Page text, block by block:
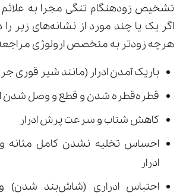
تشخیص زودهنگام تنگی مجرا به علائم
اگر یک یا چند مورد از نشانه‌های زیر را
هرچه زودتر به متخصص ارولوژی
باریک آمدن ادرار (مانند شیر قوری
قطره‌قطره شدن و قطع و وصل شدن
کاهش شتاب و سرعت پرش ادرار
احساس تخلیه نشدن کامل مثانه
ادرار
احتباس ادراری (شاش‌بند شدن)